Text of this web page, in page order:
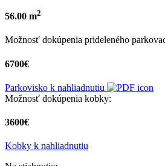
56.00 m2
Možnosť dokúpenia prideleného
6700€
Parkovisko k nahliadnutiu
Možnosť dokúpenia kobky:
3600€
Kobky k nahliadnutiu